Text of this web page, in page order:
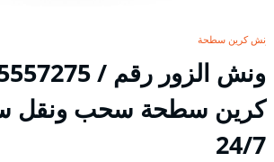
ونش كرين سطحة
كرين سطحة سحب ونقل
24/7